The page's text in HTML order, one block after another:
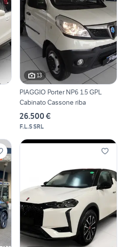
13
PIAGGIO Porter NP6 1.5 GPL
Cabinato Cassone riba
26.500 €
F.L.S SRL